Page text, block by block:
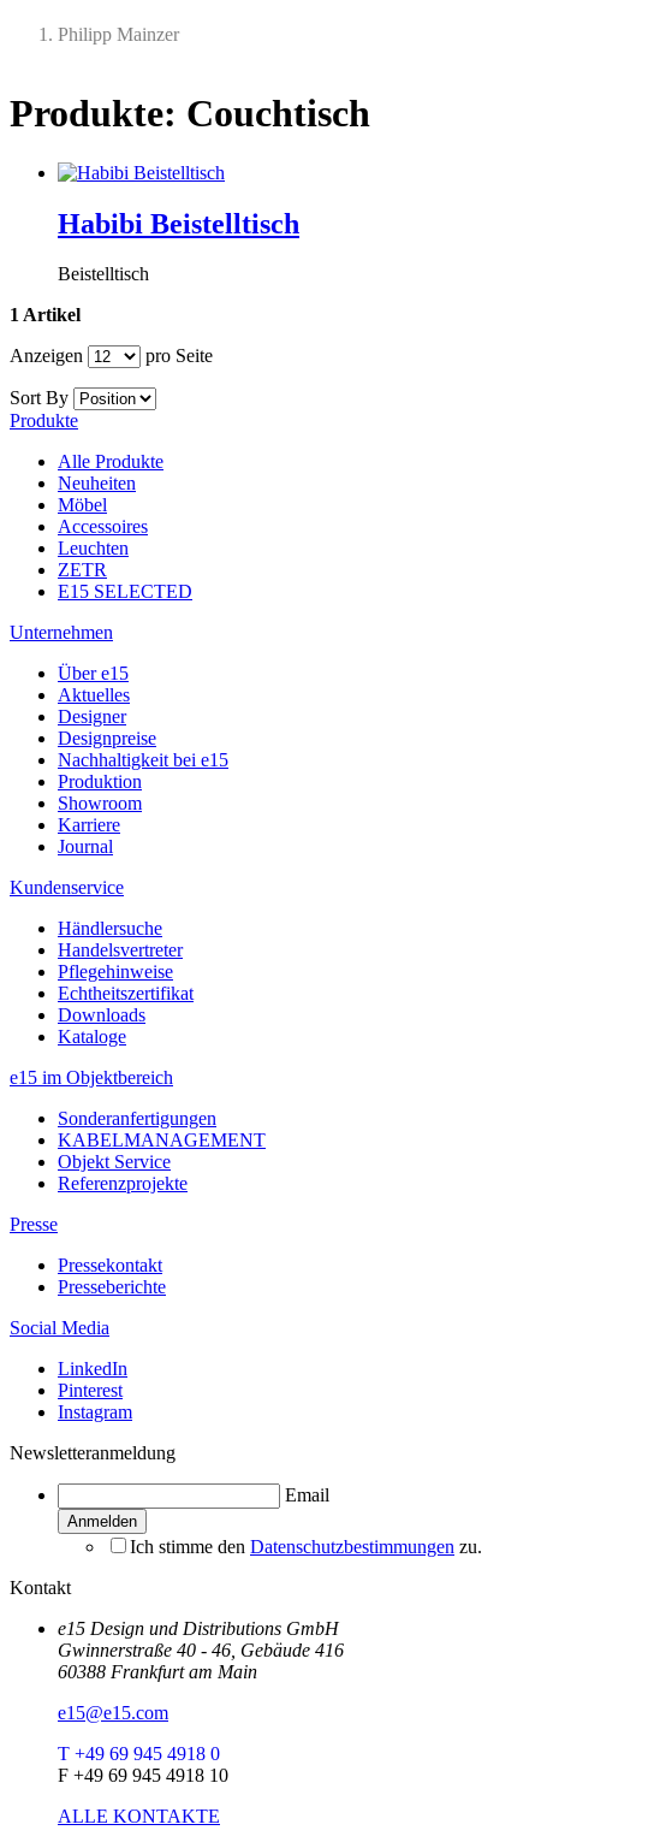
Philipp Mainzer
Produkte: Couchtisch
Habibi Beistelltisch
Beistelltisch
1 Artikel
Anzeigen
pro Seite
Sort By
Produkte
Alle Produkte
Neuheiten
Möbel
Accessoires
Leuchten
ZETR
E15 SELECTED
Unternehmen
Über e15
Aktuelles
Designer
Designpreise
Nachhaltigkeit bei e15
Produktion
Showroom
Karriere
Journal
Kundenservice
Händlersuche
Handelsvertreter
Pflegehinweise
Echtheitszertifikat
Downloads
Kataloge
e15 im Objektbereich
Sonderanfertigungen
KABELMANAGEMENT
Objekt Service
Referenzprojekte
Presse
Pressekontakt
Presseberichte
Social Media
LinkedIn
Pinterest
Instagram
Newsletteranmeldung
Email
Ich stimme den Datenschutzbestimmungen zu.
Kontakt
e15 Design und Distributions GmbH
Gwinnerstraße 40 - 46, Gebäude 416
60388 Frankfurt am Main
e15@e15.com
T +49 69 945 4918 0
F +49 69 945 4918 10
ALLE KONTAKTE